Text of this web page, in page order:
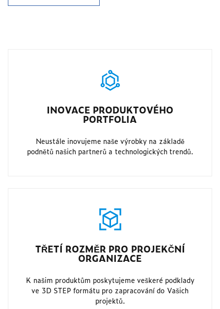
INOVACE PRODUKTOVÉHO
PORTFOLIA
Neustále inovujeme naše výrobky na základě
podnětů našich partnerů a technologických trendů.
TŘETÍ ROZMĚR PRO PROJEKČNÍ
ORGANIZACE
K našim produktům poskytujeme veškeré podklady
ve 3D STEP formátu pro zapracování do Vašich
projektů.